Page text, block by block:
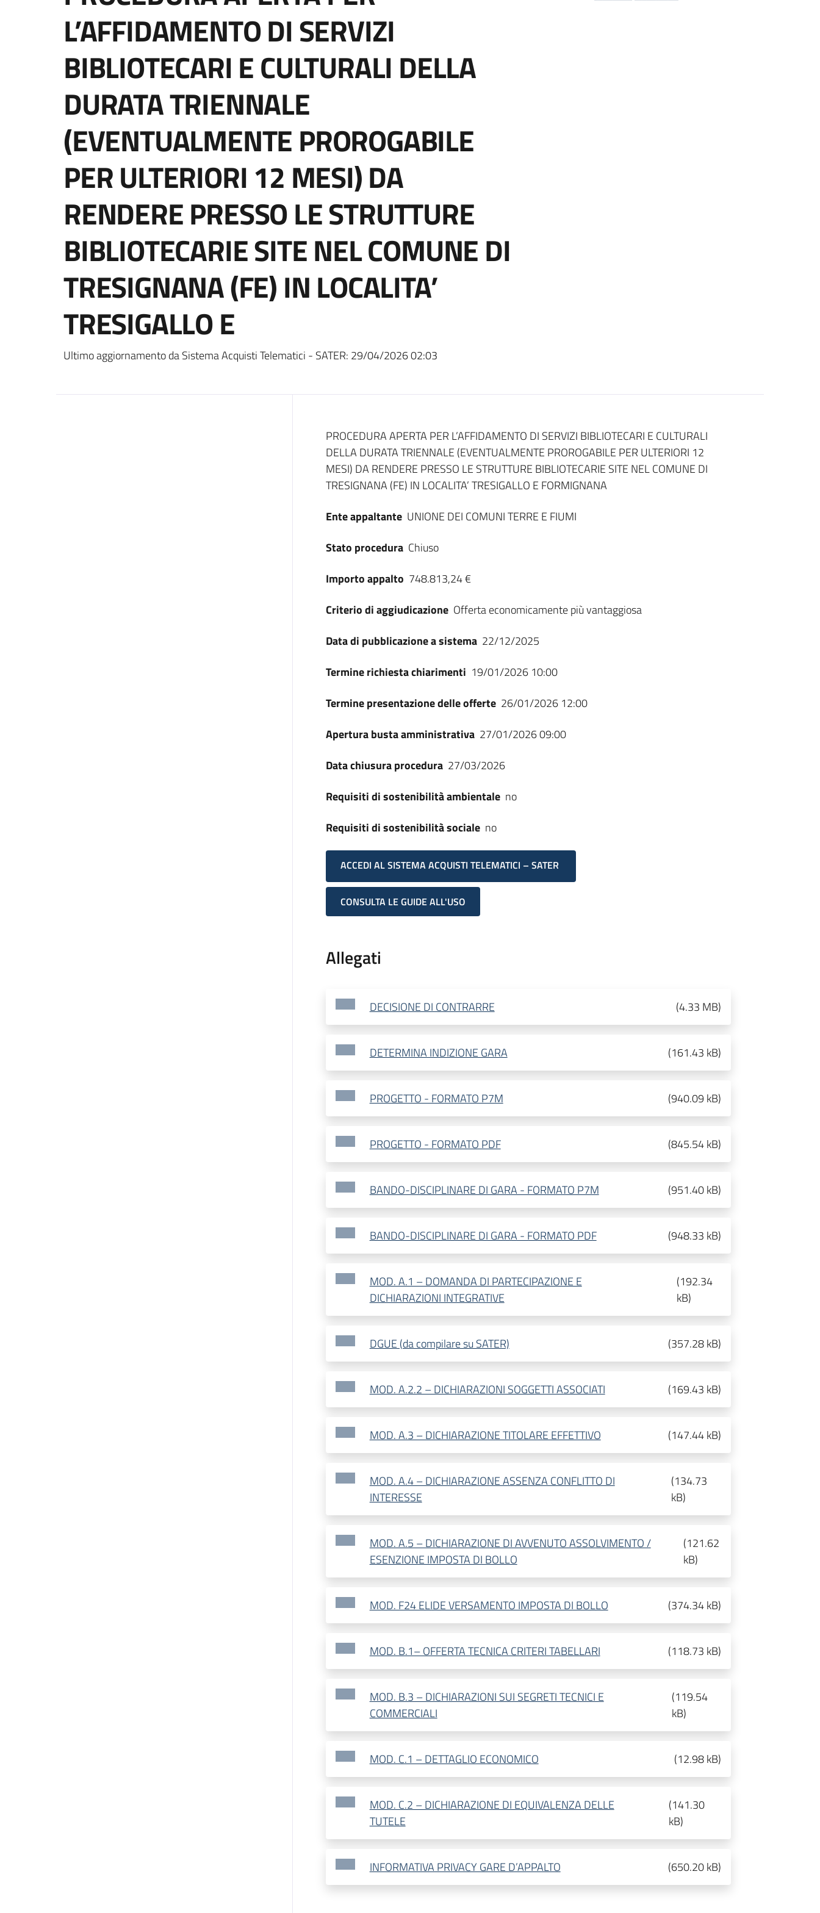
L’AFFIDAMENTO DI SERVIZI
BIBLIOTECARI E CULTURALI DELLA
DURATA TRIENNALE
(EVENTUALMENTE PROROGABILE
PER ULTERIORI 12 MESI) DA
RENDERE PRESSO LE STRUTTURE
BIBLIOTECARIE SITE NEL COMUNE DI
TRESIGNANA (FE) IN LOCALITA’
TRESIGALLO E
Ultimo aggiornamento da Sistema Acquisti Telematici - SATER: 29/04/2026 02:03
Dati del bando
PROCEDURA APERTA PER L’AFFIDAMENTO DI SERVIZI BIBLIOTECARI E CULTURALI
DELLA DURATA TRIENNALE (EVENTUALMENTE PROROGABILE PER ULTERIORI 12
MESI) DA RENDERE PRESSO LE STRUTTURE BIBLIOTECARIE SITE NEL COMUNE DI
TRESIGNANA (FE) IN LOCALITA’ TRESIGALLO E FORMIGNANA
Ente appaltante UNIONE DEI COMUNI TERRE E FIUMI
Stato procedura Chiuso
Importo appalto 748.813,24 €
Criterio di aggiudicazione Offerta economicamente più vantaggiosa
Data di pubblicazione a sistema 22/12/2025
Termine richiesta chiarimenti 19/01/2026 10:00
Termine presentazione delle offerte 26/01/2026 12:00
Apertura busta amministrativa 27/01/2026 09:00
Data chiusura procedura 27/03/2026
Requisiti di sostenibilità ambientale no
Requisiti di sostenibilità sociale no
ACCEDI AL SISTEMA ACQUISTI TELEMATICI – SATER
CONSULTA LE GUIDE ALL'USO
Allegati
DECISIONE DI CONTRARRE (4.33 MB)
DETERMINA INDIZIONE GARA (161.43 kB)
PROGETTO - FORMATO P7M (940.09 kB)
PROGETTO - FORMATO PDF (845.54 kB)
BANDO-DISCIPLINARE DI GARA - FORMATO P7M (951.40 kB)
BANDO-DISCIPLINARE DI GARA - FORMATO PDF (948.33 kB)
MOD. A.1 – DOMANDA DI PARTECIPAZIONE E
DICHIARAZIONI INTEGRATIVE
(192.34
kB)
DGUE (da compilare su SATER) (357.28 kB)
MOD. A.2.2 – DICHIARAZIONI SOGGETTI ASSOCIATI (169.43 kB)
MOD. A.3 – DICHIARAZIONE TITOLARE EFFETTIVO (147.44 kB)
MOD. A.4 – DICHIARAZIONE ASSENZA CONFLITTO DI
INTERESSE
(134.73
kB)
MOD. A.5 – DICHIARAZIONE DI AVVENUTO ASSOLVIMENTO /
ESENZIONE IMPOSTA DI BOLLO
(121.62
kB)
MOD. F24 ELIDE VERSAMENTO IMPOSTA DI BOLLO (374.34 kB)
MOD. B.1– OFFERTA TECNICA CRITERI TABELLARI (118.73 kB)
MOD. B.3 – DICHIARAZIONI SUI SEGRETI TECNICI E
COMMERCIALI
(119.54
kB)
MOD. C.1 – DETTAGLIO ECONOMICO (12.98 kB)
MOD. C.2 – DICHIARAZIONE DI EQUIVALENZA DELLE
TUTELE
(141.30
kB)
INFORMATIVA PRIVACY GARE D’APPALTO (650.20 kB)